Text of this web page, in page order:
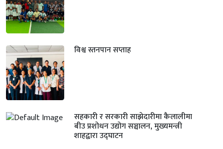
विश्व स्तनपान सप्ताह
सहकारी र सरकारी साझेदारीमा कैलालीमा
बीउ प्रशोधन उद्योग सञ्चालन, मुख्यमन्त्री
शाहद्वारा उद्घाटन